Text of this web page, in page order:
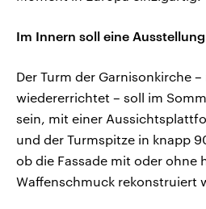
Im Innern soll eine
Der Turm der Garnisonkirche
wiedererrichtet – soll im
sein, mit einer
und der Turmspitze in knapp
ob die Fassade mit oder ohne
Waffenschmuck rekonstruiert